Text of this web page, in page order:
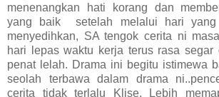
menenangkan hati korang ️dan
yang baik setelah melalui hari yang
menyedihkan, SA tengok cerita ni
hari lepas waktu kerja terus rasa segar
penat lelah. Drama ini begitu istimewa
seolah terbawa dalam drama
cerita tidak terlalu Klise. Lebih